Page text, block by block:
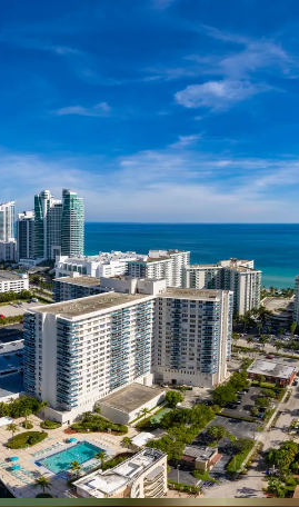
über Cookies ein verbessertes
Über „anpassen” können
gespeichert.